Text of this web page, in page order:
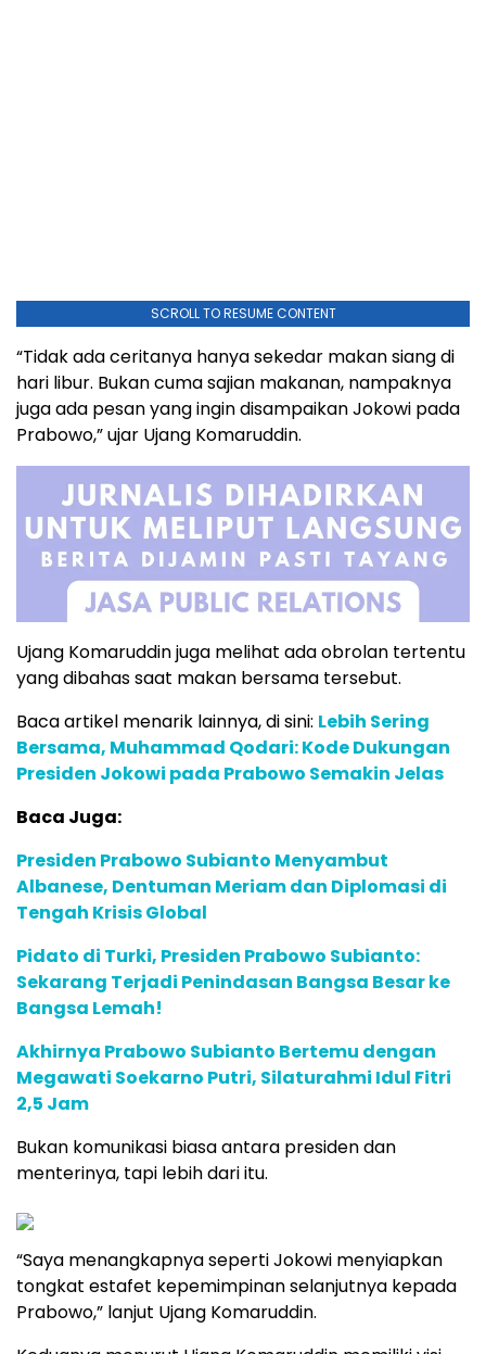
SCROLL TO RESUME CONTENT
“Tidak ada ceritanya hanya sekedar makan siang di
hari libur. Bukan cuma sajian makanan, nampaknya
juga ada pesan yang ingin disampaikan Jokowi pada
Prabowo,” ujar Ujang Komaruddin.
Ujang Komaruddin juga melihat ada obrolan tertentu
yang dibahas saat makan bersama tersebut.
Baca artikel menarik lainnya, di sini: Lebih Sering
Bersama, Muhammad Qodari: Kode Dukungan
Presiden Jokowi pada Prabowo Semakin Jelas
Baca Juga:
Presiden Prabowo Subianto Menyambut
Albanese, Dentuman Meriam dan Diplomasi di
Tengah Krisis Global
Pidato di Turki, Presiden Prabowo Subianto:
Sekarang Terjadi Penindasan Bangsa Besar ke
Bangsa Lemah!
Akhirnya Prabowo Subianto Bertemu dengan
Megawati Soekarno Putri, Silaturahmi Idul Fitri
2,5 Jam
Bukan komunikasi biasa antara presiden dan
menterinya, tapi lebih dari itu.
“Saya menangkapnya seperti Jokowi menyiapkan
tongkat estafet kepemimpinan selanjutnya kepada
Prabowo,” lanjut Ujang Komaruddin.